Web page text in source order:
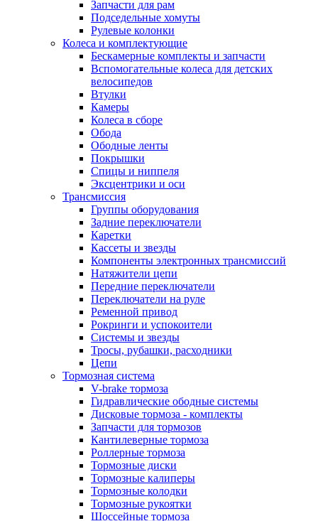
Запчасти для рам
Подседельные хомуты
Рулевые колонки
Колеса и комплектующие
Бескамерные комплекты и запчасти
Вспомогательные колеса для детских
велосипедов
Втулки
Камеры
Колеса в сборе
Обода
Ободные ленты
Покрышки
Спицы и ниппеля
Эксцентрики и оси
Трансмиссия
Группы оборудования
Задние переключатели
Каретки
Кассеты и звезды
Компоненты электронных трансмиссий
Натяжители цепи
Передние переключатели
Переключатели на руле
Ременной привод
Рокринги и успокоители
Системы и звезды
Тросы, рубашки, расходники
Цепи
Тормозная система
V-brake тормоза
Гидравлические ободные системы
Дисковые тормоза - комплекты
Запчасти для тормозов
Кантилеверные тормоза
Роллерные тормоза
Тормозные диски
Тормозные калиперы
Тормозные колодки
Тормозные рукоятки
Шоссейные тормоза